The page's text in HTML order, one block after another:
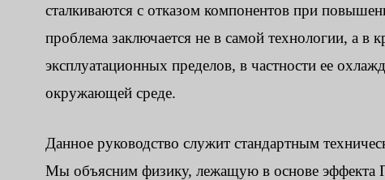
сталкиваются с отказом компонентов при
проблема заключается не в самой технологии, а в
эксплуатационных пределов, в частности ее
окружающей среде.
Данное руководство служит стандартным
Мы объясним физику, лежащую в основе эффекта